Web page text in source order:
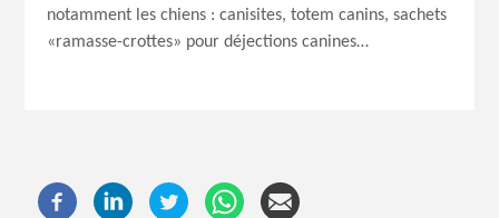
notamment les chiens : canisites, totem canins, sachets
«ramasse-crottes» pour déjections canines…